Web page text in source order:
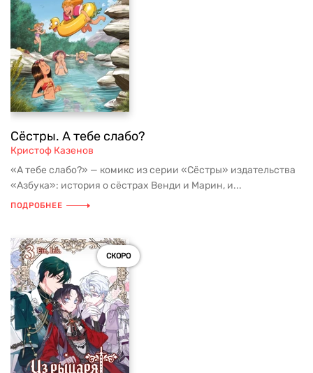
Сёстры. А тебе слабо?
Кристоф Казенов
«А тебе слабо?» — комикс из серии «Сёстры» издательства
«Азбука»: история о сёстрах Венди и Марин, и...
ПОДРОБНЕЕ
СКОРО